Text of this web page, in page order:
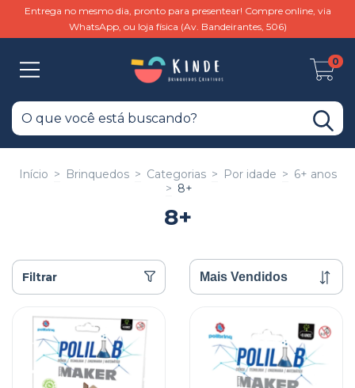
Entrega no mesmo dia, pronto para presentear! Compre online, via
WhatsApp, ou loja física (Av. Bandeirantes, 506)
0
Início > Brinquedos > Categorias > Por idade > 6+ anos
> 8+
8+
Filtrar